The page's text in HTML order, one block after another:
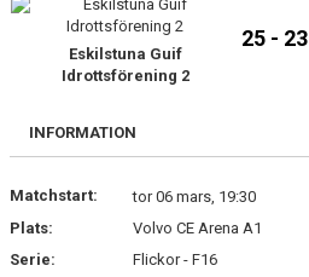
TRUPPEN
BILDGALLERI
DOKUMENT
KONTAKT
Eskilstuna Guif
Idrottsförening 2
25 - 23
INFORMATION
Matchstart:
tor 06 mars, 19:30
Plats:
Volvo CE Arena A1
Serie:
Flickor - F16